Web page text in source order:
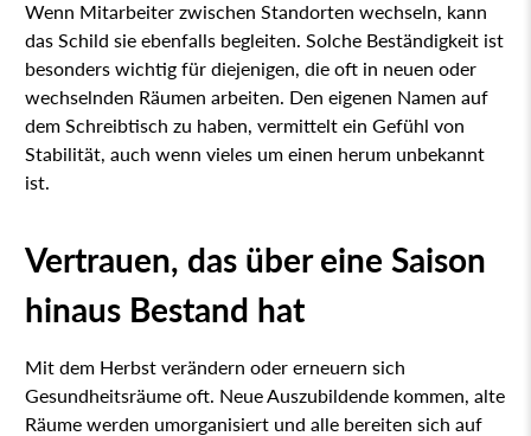
Wenn Mitarbeiter zwischen Standorten wechseln, kann
das Schild sie ebenfalls begleiten. Solche Beständigkeit ist
besonders wichtig für diejenigen, die oft in neuen oder
wechselnden Räumen arbeiten. Den eigenen Namen auf
dem Schreibtisch zu haben, vermittelt ein Gefühl von
Stabilität, auch wenn vieles um einen herum unbekannt
ist.
Vertrauen, das über eine Saison
hinaus Bestand hat
Mit dem Herbst verändern oder erneuern sich
Gesundheitsräume oft. Neue Auszubildende kommen, alte
Räume werden umorganisiert und alle bereiten sich auf